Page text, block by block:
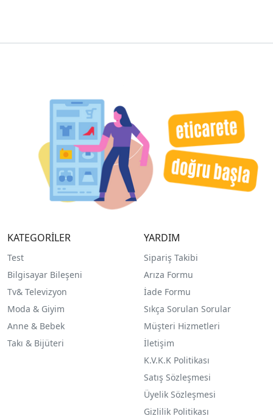
KATEGORİLER
Test
Bilgisayar Bileşeni
Tv& Televizyon
Moda & Giyim
Anne & Bebek
Takı & Bijüteri
YARDIM
Sipariş Takibi
Arıza Formu
İade Formu
Sıkça Sorulan Sorular
Müşteri Hizmetleri
İletişim
K.V.K.K Politikası
Satış Sözleşmesi
Üyelik Sözleşmesi
Gizlilik Politikası